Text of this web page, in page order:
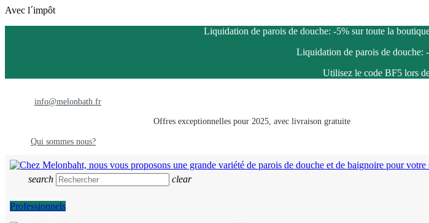
Avec l´impôt
Liquidation de parois de douche: -5% sur toute la
Liquidation de parois de douche:
Utilisez le code BF5 lors
info@melonbath.fr
Offres exceptionnelles pour 2025, avec livraison gratuite
Qui sommes nous?
search clear
Professionnels